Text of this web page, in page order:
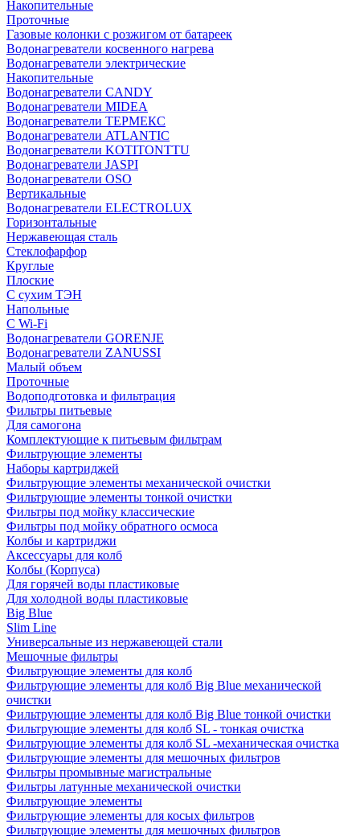
Накопительные
Проточные
Газовые колонки с розжигом от батареек
Водонагреватели косвенного нагрева
Водонагреватели электрические
Накопительные
Водонагреватели CANDY
Водонагреватели MIDEA
Водонагреватели ТЕРМЕКС
Водонагреватели ATLANTIC
Водонагреватели KOTITONTTU
Водонагреватели JASPI
Водонагреватели OSO
Вертикальные
Водонагреватели ELECTROLUX
Горизонтальные
Нержавеющая сталь
Стеклофарфор
Круглые
Плоские
С сухим ТЭН
Напольные
С Wi-Fi
Водонагреватели GORENJE
Водонагреватели ZANUSSI
Малый объем
Проточные
Водоподготовка и фильтрация
Фильтры питьевые
Для самогона
Комплектующие к питьевым фильтрам
Фильтрующие элементы
Наборы картриджей
Фильтрующие элементы механической очистки
Фильтрующие элементы тонкой очистки
Фильтры под мойку классические
Фильтры под мойку обратного осмоса
Колбы и картриджи
Аксессуары для колб
Колбы (Корпуса)
Для горячей воды пластиковые
Для холодной воды пластиковые
Big Blue
Slim Line
Универсальные из нержавеющей стали
Мешочные фильтры
Фильтрующие элементы для колб
Фильтрующие элементы для колб Big Blue механической
очистки
Фильтрующие элементы для колб Big Blue тонкой очистки
Фильтрующие элементы для колб SL - тонкая очистка
Фильтрующие элементы для колб SL -механическая очистка
Фильтрующие элементы для мешочных фильтров
Фильтры промывные магистральные
Фильтры латунные механической очистки
Фильтрующие элементы
Фильтрующие элементы для косых фильтров
Фильтрующие элементы для мешочных фильтров